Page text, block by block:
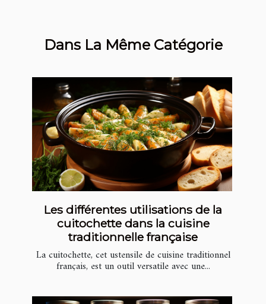
Dans La Même Catégorie
Les différentes utilisations de la
cuitochette dans la cuisine
traditionnelle française
La cuitochette, cet ustensile de cuisine traditionnel
français, est un outil versatile avec une...